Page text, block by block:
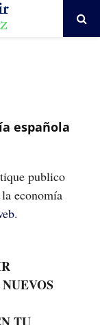
española
publico
economía
TU